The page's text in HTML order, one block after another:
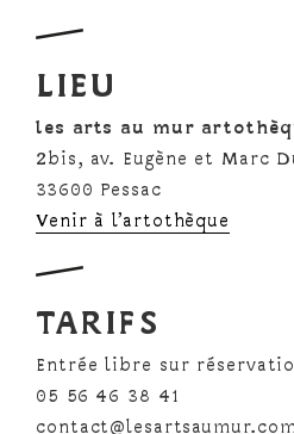
LIEU
les arts au mur
2bis, av. Eugène et Marc
33600 Pessac
Venir à l’artothèque
TARIFS
Entrée libre sur
05 56 46 38 41